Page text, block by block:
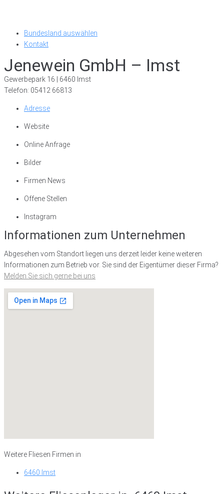
Bundesland auswählen
Kontakt
Jenewein GmbH – Imst
Gewerbepark 16 | 6460 Imst
Telefon: 05412 66813
Adresse
Website
Online Anfrage
Bilder
Firmen News
Offene Stellen
Instagram
Informationen zum Unternehmen
Abgesehen vom Standort liegen uns derzeit leider keine weiteren
Informationen zum Betrieb vor. Sie sind der Eigentümer dieser Firma?
Melden Sie sich gerne bei uns
Weitere Fliesen Firmen in
6460 Imst